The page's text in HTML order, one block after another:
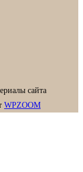
сайта
WPZOOM